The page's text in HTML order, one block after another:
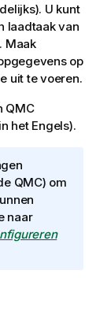
U kunt
laadtaak van
Maak
op
uit te voeren.
QMC
het Engels).
QMC) om
naar